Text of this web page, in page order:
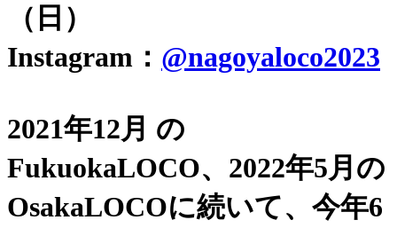
（日）
Instagram： @nagoyaloco2023
2021年12月 の
FukuokaLOCO、2022年5月の
OsakaLOCOに続いて、今年6